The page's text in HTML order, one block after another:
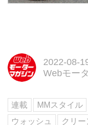
2022-08-
Webモー
連載 MMスタイル
ウォッシュ
クリー